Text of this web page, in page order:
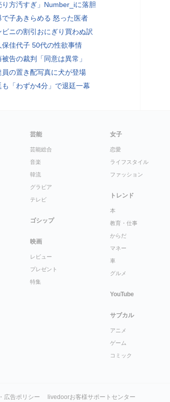
り方汚すぎ」Number_iに落胆
で子あきらめる 怒った医者
ビニの割引おにぎり買わぬ訳
保佳代子 50代の性欲事情
被告の裁判「同意は異常」
員の置き配写真に犬が登場
も「わずか4分」で退廷一幕
芸能
芸能総合
音楽
韓流
グラビア
テレビ
ゴシップ
映画
レビュー
プレゼント
特集
女子
恋愛
ライフスタイル
ファッション
トレンド
本
教育・仕事
からだ
マネー
車
グルメ
YouTube
サブカル
アニメ
ゲーム
コミック
広告ポリシー livedoorお客様サポートセンター